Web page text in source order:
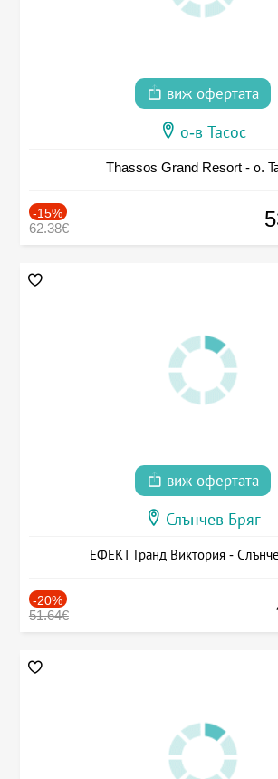
виж офертата
о-в Тасос
Thassos Grand Resort - о.
-15%
62.38€
виж офертата
Слънчев Бряг
ЕФЕКТ Гранд Виктория -
-20%
51.64€